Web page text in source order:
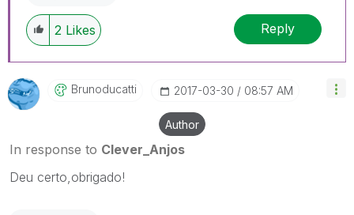
2 Likes Reply
Brunoducatti ‎2017-03-30 08:57 AM
Author
In response to Clever_Anjos
Deu certo,obrigado!